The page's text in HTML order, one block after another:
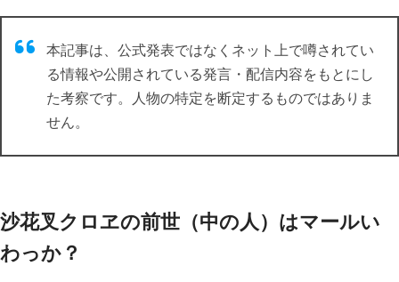
本記事は、公式発表ではなくネット上で噂されてい
る情報や公開されている発言・配信内容をもとにし
た考察です。人物の特定を断定するものではありま
せん。
沙花叉クロヱの前世（中の人）はマールい
わっか？